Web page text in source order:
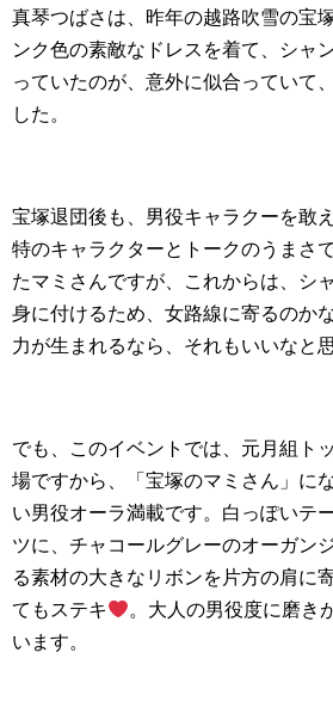
真琴つばさは、昨年の越路吹雪の宝
ンク色の素敵なドレスを着て、シャ
っていたのが、意外に似合っていて
した。
宝塚退団後も、男役キャラクーを敢
特のキャラクターとトークのうまさ
たマミさんですが、これからは、シ
身に付けるため、女路線に寄るのか
力が生まれるなら、それもいいなと
でも、このイベントでは、元月組ト
場ですから、「宝塚のマミさん」に
い男役オーラ満載です。白っぽいテ
ツに、チャコールグレーのオーガン
る素材の大きなリボンを片方の肩に
てもステキ
。大人の男役度に磨き
います。